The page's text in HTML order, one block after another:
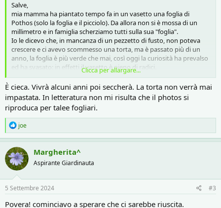
Salve,
mia mamma ha piantato tempo fa in un vasetto una foglia di
Pothos (solo la foglia e il picciolo). Da allora non si è mossa di un
millimetro e in famiglia scherziamo tutti sulla sua "foglia".
Io le dicevo che, in mancanza di un pezzetto di fusto, non poteva
crescere e ci avevo scommesso una torta, ma è passato più di un
anno, la foglia è più verde che mai, così oggi la curiosità ha prevalso
ed ha svasato: in effetti il vasetto è pieno di radici.
Può darsi che riesca prima o poi a buttare un fusto e diventare una
pianta? Devo cominciare a impastare la torta?
Clicca per allargare...
È cieca. Vivrà alcuni anni poi seccherà. La torta non verrà mai
impastata. In letteratura non mi risulta che il photos si
riproduca per talee fogliari.
R
e
a
c
t
i
o
n
s
:
joe
Margherita^
Aspirante Giardinauta
5 Settembre 2024 #3
Povera! cominciavo a sperare che ci sarebbe riuscita.